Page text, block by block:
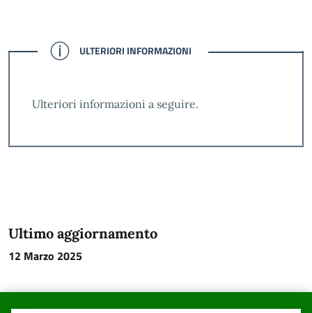
CONFERMATO
ULTERIORI INFORMAZIONI
Ulteriori informazioni a seguire.
Ultimo aggiornamento
12 Marzo 2025